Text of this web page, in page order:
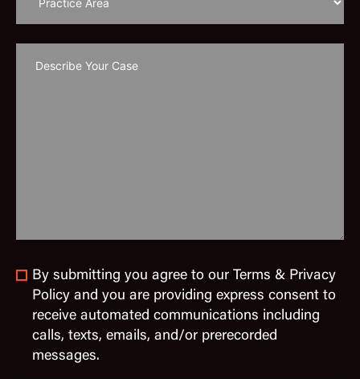
By submitting you agree to our Terms & Privacy
Policy and you are providing express consent to
receive automated communications including
calls, texts, emails, and/or prerecorded
messages.